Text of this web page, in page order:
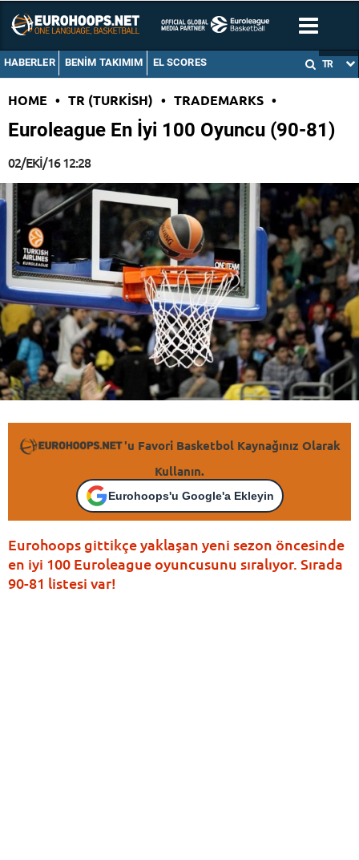
HABERLER BENIM TAKIMIM EL SCORES TR
HOME • TR (TURKISH) • TRADEMARKS •
Euroleague En İyi 100 Oyuncu (90-81)
02/EKI/16 12:28
'u Favori Basketbol Kaynağınız Olarak
Kullanın.
Eurohoops'u Google'a Ekleyin
Eurohoops gittikçe yaklaşan yeni sezon öncesinde
en iyi 100 Euroleague oyuncusunu sıralıyor. Sırada
90-81 listesi var!